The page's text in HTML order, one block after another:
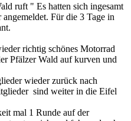
ruft " Es hatten sich ingesamt
Für die 3 Tage in
richtig schönes Motorrad
Pfälzer Wald auf kurven und
wieder zurück nach
sind weiter in die Eifel
mal 1 Runde auf der